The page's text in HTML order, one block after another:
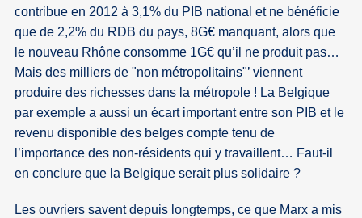
contribue en 2012 à 3,1% du PIB national et ne bénéficie
que de 2,2% du RDB du pays, 8G€ manquant, alors que
le nouveau Rhône consomme 1G€ qu’il ne produit pas…
Mais des milliers de "non métropolitains"’ viennent
produire des richesses dans la métropole ! La Belgique
par exemple a aussi un écart important entre son PIB et le
revenu disponible des belges compte tenu de
l’importance des non-résidents qui y travaillent… Faut-il
en conclure que la Belgique serait plus solidaire ?
Les ouvriers savent depuis longtemps, ce que Marx a mis